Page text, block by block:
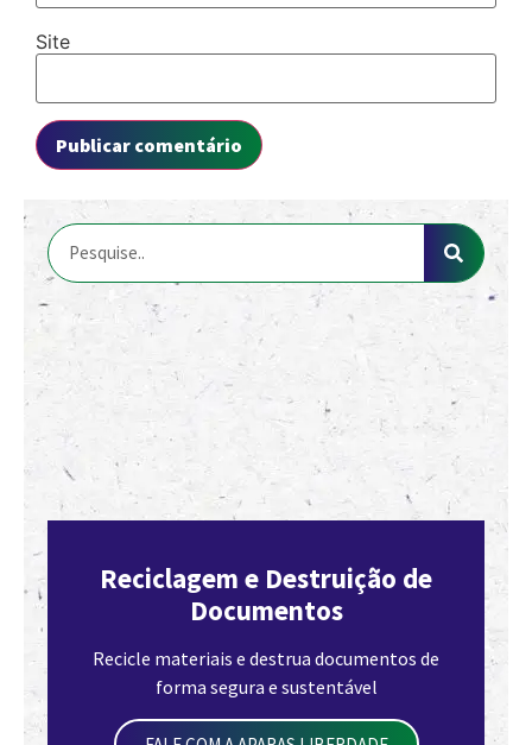
Site
Reciclagem e Destruição de
Documentos
Recicle materiais e destrua documentos de
forma segura e sustentável